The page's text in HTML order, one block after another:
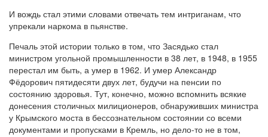
И вождь стал этими словами отвечать тем интриганам, что
упрекали наркома в пьянстве.
Печаль этой истории только в том, что Засядько стал
министром угольной промышленности в 38 лет, в 1948, в 1955
перестал им быть, а умер в 1962. И умер Александр
Фёдорович пятидесяти двух лет, будучи на пенсии по
состоянию здоровья. Тут, конечно, можно вспомнить всякие
донесения столичных милиционеров, обнаруживших министра
у Крымского моста в бессознательном состоянии со всеми
документами и пропусками в Кремль, но дело-то не в том,